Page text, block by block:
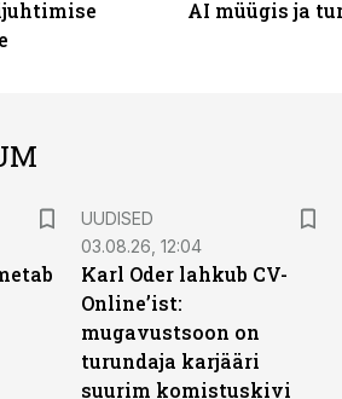
AI müügis ja
UUDISED
03.08.26, 12:04
Karl Oder lahkub CV-
Online’ist:
mugavustsoon on
turundaja karjääri
suurim komistuskivi